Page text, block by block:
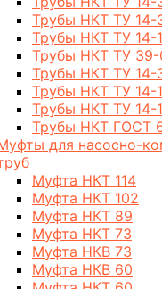
Трубы НКТ ТУ 14-
Трубы НКТ ТУ 14-
Трубы НКТ ТУ 39-
Трубы НКТ ТУ 14-
Трубы НКТ ТУ 14-
Трубы НКТ ТУ 14-
Трубы НКТ ГОСТ
для насосно-
Муфта НКТ 114
Муфта НКТ 102
Муфта НКТ 89
Муфта НКТ 73
Муфта НКВ 73
Муфта НКВ 60